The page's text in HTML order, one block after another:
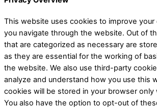
This website uses cookies to improve
you navigate through the website. Out of
that are categorized as necessary are
as they are essential for the working of
the website. We also use third-party
analyze and understand how you use this
cookies will be stored in your browser only
You also have the option to opt-out of